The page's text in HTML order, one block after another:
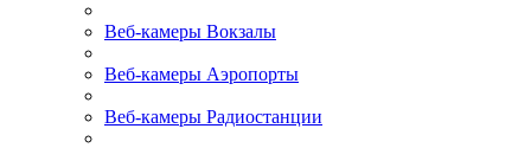
Веб-камеры Вокзалы
Веб-камеры Аэропорты
Веб-камеры Радиостанции